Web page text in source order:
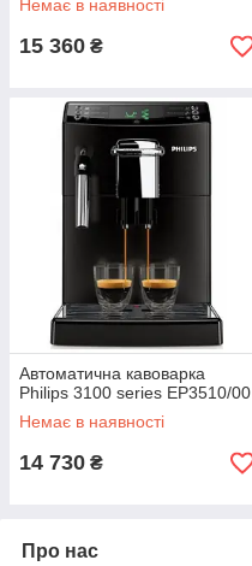
Немає в наявності
15 360 ₴
Автоматична кавоварка
Philips 3100 series EP3510/00
Немає в наявності
14 730 ₴
Про нас